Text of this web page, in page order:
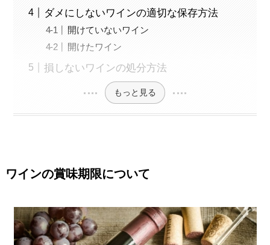
ダメにしないワインの適切な保存方法
開けていないワイン
開けたワイン
損しないワインの処分方法
もっと見る
ワインの賞味期限について